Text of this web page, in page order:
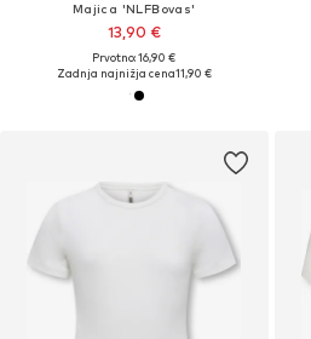
Majica 'NLFBovas'
13,90 €
Prvotno: 16,90 €
Zadnja najnižja cena11,90 €